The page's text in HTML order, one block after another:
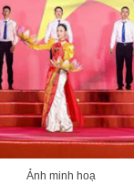
Ảnh minh hoạ